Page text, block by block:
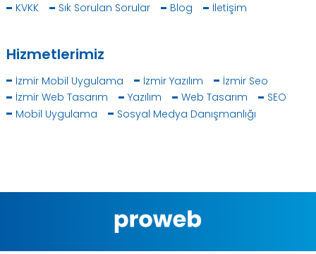
KVKK
Sık Sorulan Sorular Blog İletişim
Hizmetlerimiz
İzmir Mobil Uygulama İzmir Yazılım
İzmir Seo
İzmir Web Tasarım
Yazılım Web Tasarım
SEO
Mobil Uygulama
Sosyal Medya Danışmanlığı